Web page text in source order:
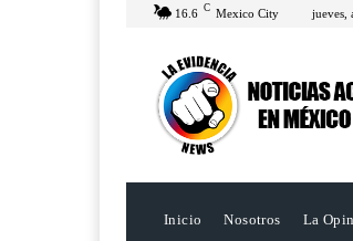
16.6 C Mexico City jueves,
Inicio Nosotros La